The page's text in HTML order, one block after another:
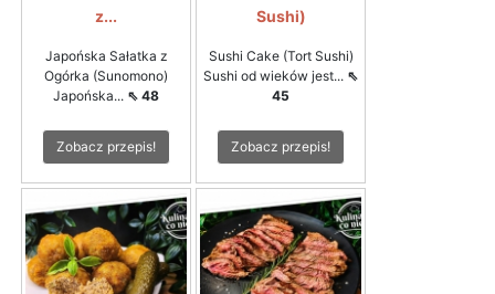
z...
Japońska Sałatka z
Ogórka (Sunomono)
Japońska... ⇖ 48
Zobacz przepis!
Sushi)
Sushi Cake (Tort Sushi)
Sushi od wieków jest... ⇖
45
Zobacz przepis!